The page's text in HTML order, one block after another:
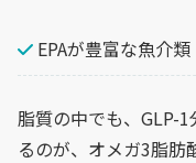
EPAが豊富な魚介
脂質の中でも、GLP-
るのが、オメガ3脂肪